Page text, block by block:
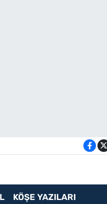
KÖŞE YAZILARI